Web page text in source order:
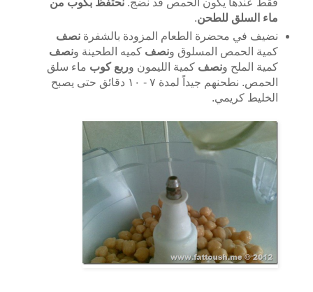
ماء السلق للطحن.
نضيف في محضرة الطعام المزودة بالشفرة نصف
كمية الحمص المسلوق ونصف كميه الطحينة ونصف
كمية الملح ونصف كمية الليمون وربع كوب ماء سلق
الحمص. نطحنهم جيداً لمدة ٧ - ١٠ دقائق حتى يصبح
الخليط كريمي.